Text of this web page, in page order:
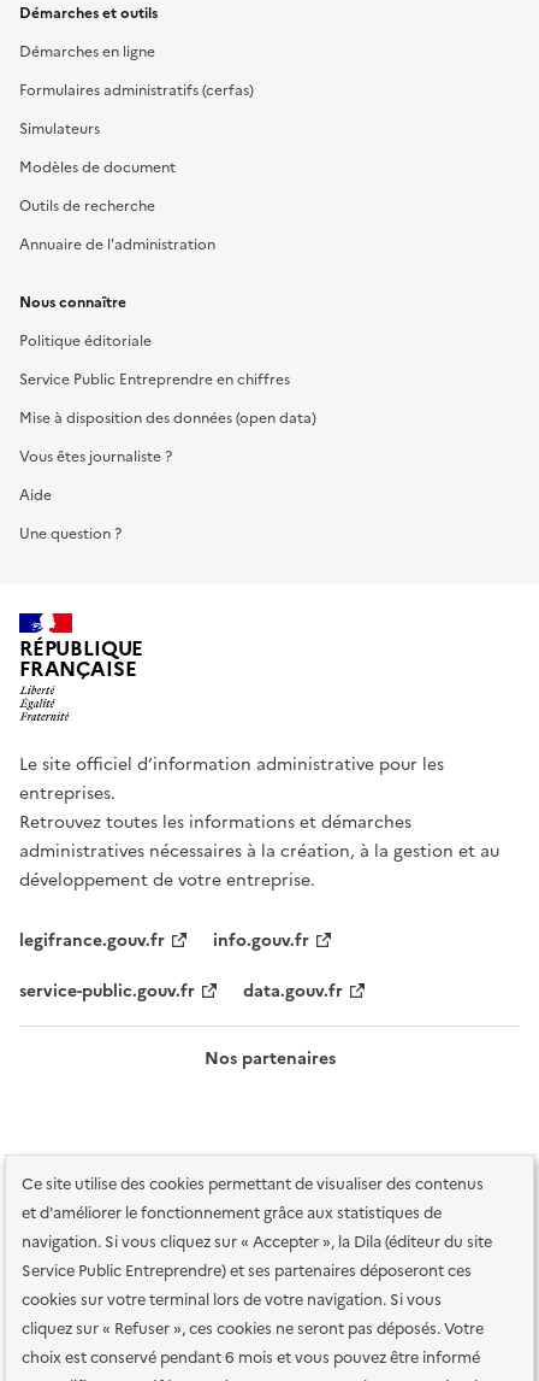
Ce site utilise des cookies permettant de visualiser des contenus
et d'améliorer le fonctionnement grâce aux statistiques de
navigation. Si vous cliquez sur « Accepter », la Dila (éditeur du site
Service Public Entreprendre) et ses partenaires déposeront ces
cookies sur votre terminal lors de votre navigation. Si vous
cliquez sur « Refuser », ces cookies ne seront pas déposés. Votre
choix est conservé pendant 6 mois et vous pouvez être informé
Démarches et outils
Démarches en ligne
Formulaires administratifs (cerfas)
Simulateurs
Modèles de document
Outils de recherche
Annuaire de l'administration
Nous connaître
Politique éditoriale
Service Public Entreprendre en chiffres
Mise à disposition des données (open data)
Vous êtes journaliste ?
Aide
Une question ?
RÉPUBLIQUE
FRANÇAISE
Le site officiel d’information administrative pour les
entreprises.
Retrouvez toutes les informations et démarches
administratives nécessaires à la création, à la gestion et au
développement de votre entreprise.
legifrance.gouv.fr
info.gouv.fr
service-public.gouv.fr
data.gouv.fr
Nos partenaires
Plan du site Accessibilité : totalement conforme
Accessibilité des
services en ligne
Mentions légales Données personnelles et sécurité
Conditions générales d'utilisation
Gestion des cookies